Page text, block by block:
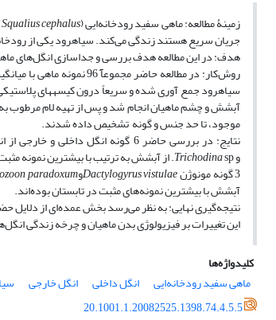
زمینۀ مطالعه: ماهی سفید رودخانه‌ایی (Squalius cephalus
جریان سریع هستند زندگی می‌­کند. سیاهرود یکی از
هدف: در این مطالعه هدف بررسی و جداسازی انگل‌های
سیاهرود جمع آوری شده و سریعاً درون کیسه­های
آبشش و چشم ماهیان انجام شد و پس از تهیه لام مرطوب
موجود، تا حد جنس و گونه تشخیص داده شدند.
نتایج: در بررسی حاضر 6 گونه انگل داخلی و خارجی از اندام­های مختلف ماهی سفید رودخانه‌ایی سیاهرود جدا شدند که شامل؛ 2 گونه تک یاخته
وsp. از آبشش به ترتیب با بیشترین نمونه مثبت جدا شده در تابستان و بهار، 1 گونه میکسوزوآ،
3 گونه مونوژن Dactylogyrus vistulaeوparadoxum
آبشش با بیشترین نمونه‌های مثبت در تابستان بوده‌­اند.
نتیجه‌گیری نهایی: به نظر می‌رسد بخش عمده‌ای از دلایل
این تغییرات بر فیزیولوژی بدن ماهیان و چرخه زندگی
کلیدواژه‌ها
ماهی سفید رودخانه‌ایی
انگل داخلی انگل خارجی
20.1001.1.20082525.1398.74.4.5.5